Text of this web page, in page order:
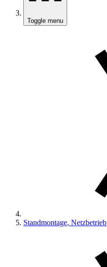
Toggle menu
Standmontage, Netzbetrieb